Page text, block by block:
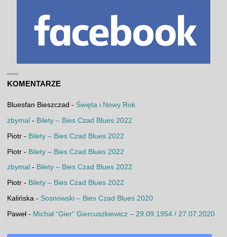
KOMENTARZE
Bluesfan Bieszczad - Święta i Nowy Rok
zbymal - Bilety – Bies Czad Blues 2022
Piotr- Bilety – Bies Czad Blues 2022
Piotr- Bilety – Bies Czad Blues 2022
zbymal - Bilety – Bies Czad Blues 2022
Piotr- Bilety – Bies Czad Blues 2022
Kalińska - Sosnowski – Bies Czad Blues 2020
Paweł- Michał “Gier” Giercuszkiewicz – 29.09.1954 / 27.07.2020